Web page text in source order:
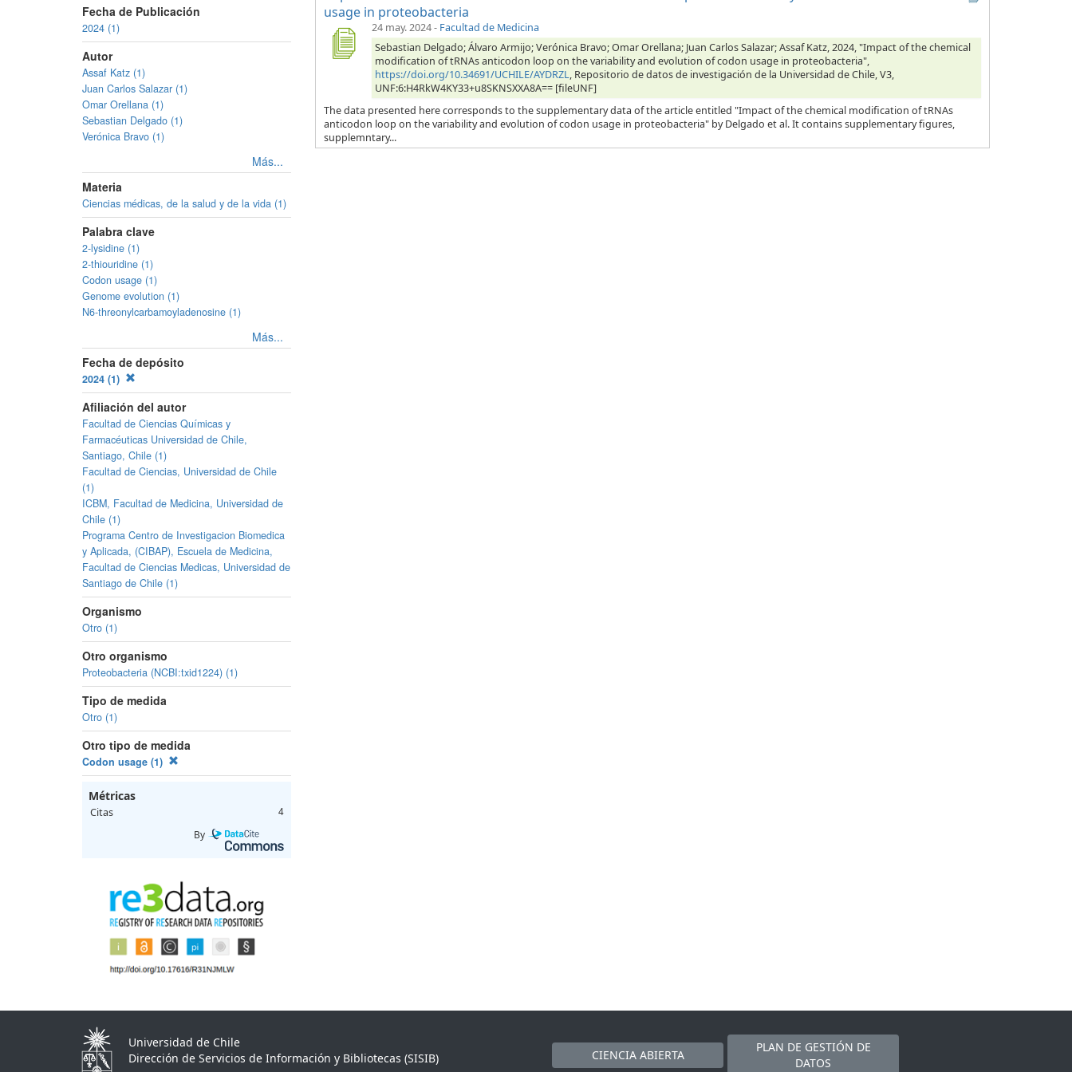
Fecha de Publicación
2024 (1)
Autor
Assaf Katz (1)
Juan Carlos Salazar (1)
Omar Orellana (1)
Sebastian Delgado (1)
Verónica Bravo (1)
Más...
Materia
Ciencias médicas, de la salud y de la vida (1)
Palabra clave
2-lysidine (1)
2-thiouridine (1)
Codon usage (1)
Genome evolution (1)
N6-threonylcarbamoyladenosine (1)
Más...
Fecha de depósito
2024 (1)
Afiliación del autor
Facultad de Ciencias Químicas y
Farmacéuticas Universidad de Chile,
Santiago, Chile (1)
Facultad de Ciencias, Universidad de Chile
(1)
ICBM, Facultad de Medicina, Universidad de
Chile (1)
Programa Centro de Investigacion Biomedica
y Aplicada, (CIBAP), Escuela de Medicina,
Facultad de Ciencias Medicas, Universidad de
Santiago de Chile (1)
Organismo
Otro (1)
Otro organismo
Proteobacteria (NCBI:txid1224) (1)
Tipo de medida
Otro (1)
Otro tipo de medida
Codon usage (1)
Métricas
Citas 4
By
usage in proteobacteria
24 may. 2024- Facultad de Medicina
Sebastian Delgado; Álvaro Armijo; Verónica Bravo; Omar Orellana; Juan Carlos Salazar; Assaf Katz, 2024, "Impact of the chemical
modification of tRNAs anticodon loop on the variability and evolution of codon usage in proteobacteria",
https://doi.org/10.34691/UCHILE/AYDRZL, Repositorio de datos de investigación de la Universidad de Chile, V3,
UNF:6:H4RkW4KY33+u8SKNSXXA8A== [fileUNF]
The data presented here corresponds to the supplementary data of the article entitled "Impact of the chemical modification of tRNAs
anticodon loop on the variability and evolution of codon usage in proteobacteria" by Delgado et al. It contains supplementary figures,
supplemntary...
Universidad de Chile
Dirección de Servicios de Información y Bibliotecas (SISIB)
CIENCIA ABIERTA
PLAN DE GESTIÓN DE
DATOS